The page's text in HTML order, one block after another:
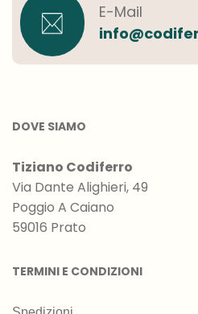
E-Mail
DOVE SIAMO
Tiziano Codiferro
Via Dante Alighieri, 49
Poggio A Caiano
59016 Prato
TERMINI E CONDIZIONI